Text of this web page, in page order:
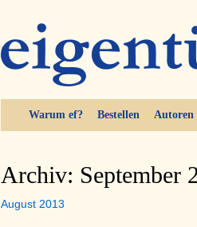
Warum ef? Bestellen Autoren
Archiv: September
August 2013